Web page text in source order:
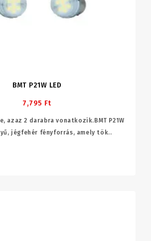
BMT P21W LED
7,795 Ft
azaz 2 darabra vonatkozik.BMT P21W
jégfehér fényforrás, amely tök..